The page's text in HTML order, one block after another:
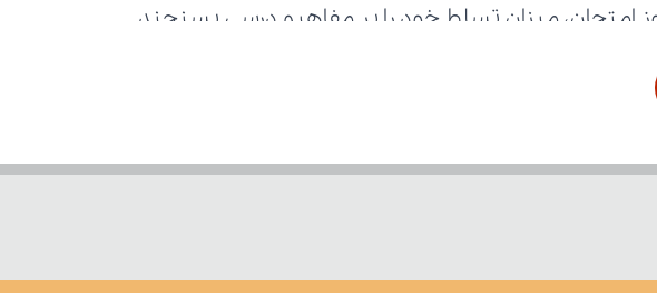
امتحان، میزان تسلط خود را بر مفاهیم درسی بسنجند.